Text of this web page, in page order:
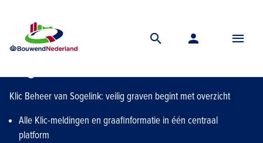
Lidmaatschap
Klic Beheer van Sogelink: veilig graven begint met overzicht
Alle Klic-meldingen en graafinformatie in één centraal
platform